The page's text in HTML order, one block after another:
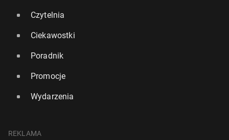
Czytelnia
Ciekawostki
Poradnik
Promocje
Wydarzenia
REKLAMA